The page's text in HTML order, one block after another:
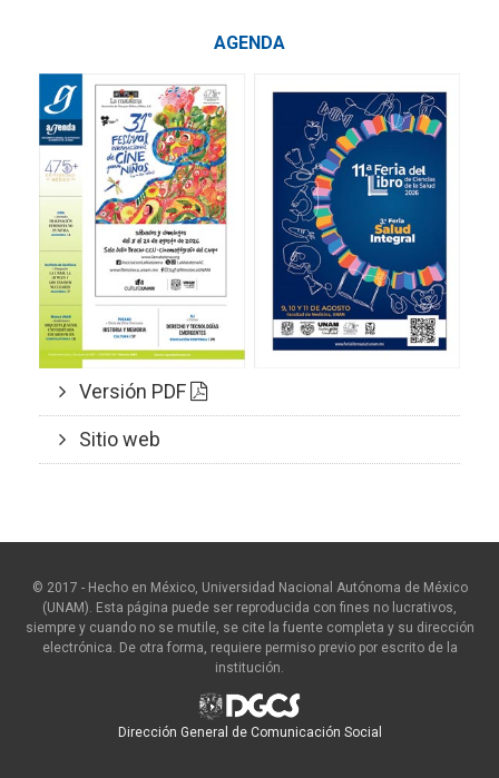
AGENDA
Versión PDF
Sitio web
© 2017 - Hecho en México, Universidad Nacional Autónoma de México
(UNAM). Esta página puede ser reproducida con fines no lucrativos,
siempre y cuando no se mutile, se cite la fuente completa y su dirección
electrónica. De otra forma, requiere permiso previo por escrito de la
institución.
Dirección General de Comunicación Social